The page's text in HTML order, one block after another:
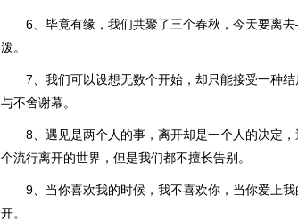
6、毕竟有缘，我们共聚了三个春秋，今天要离
泼。
7、我们可以设想无数个开始，却只能接受一种
与不舍谢幕。
8、遇见是两个人的事，离开却是一个人的决定
个流行离开的世界，但是我们都不擅长告别。
9、当你喜欢我的时候，我不喜欢你，当你爱上
开。